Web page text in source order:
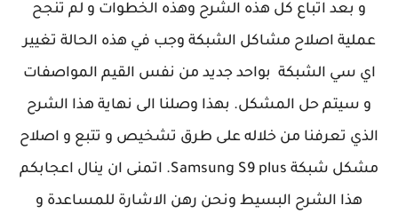
و بعد اتباع كل هذه الشرح وهذه الخطوات و لم تنجح
عملية اصلاح مشاكل الشبكة وجب في هذه الحالة تغيير
اي سي الشبكة بواحد جديد من نفس القيم المواصفات
و سيتم حل المشكل. بهذا وصلنا الى نهاية هذا الشرح
الذي تعرفنا من خلاله على طرق تشخيص و تتبع و اصلاح
مشكل شبكة Samsung S9 plus. اتمنى ان ينال اعجابكم
هذا الشرح البسيط ونحن رهن الاشارة للمساعدة و